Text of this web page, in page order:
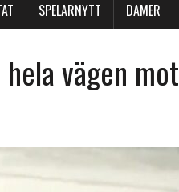
SPELARNYTT DAMER
vägen mot